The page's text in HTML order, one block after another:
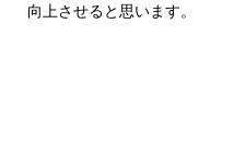
向上させると思います。